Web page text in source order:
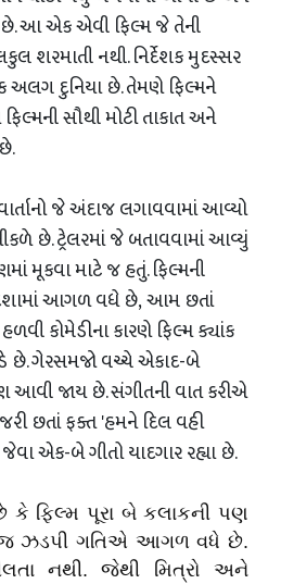
આ એક એવી ફિલ્મ જે તેની
શરમાતી નથી. નિર્દેશક મુદસ્સર
દુનિયા છે. તેમણે ફિલ્મને
સૌથી મોટી તાકાત અને
જે અંદાજ લગાવવામાં આવ્યો
છે. ટ્રેલરમાં જે બતાવવામાં આવ્યું
મૂકવા માટે જ હતું. ફિલ્મની
આગળ વધે છે, આમ છતાં
કોમેડીના કારણે ફિલ્મ ક્યાંક
છે. ગેરસમજો વચ્ચે એકાદ-બે
આવી જાય છે. સંગીતની વાત કરીએ
છતાં ફક્ત 'હમને દિલ વહી
એક-બે ગીતો યાદગાર રહ્યા છે.
પૂરા બે કલાકની પણ
જ ઝડપી ગતિએ આગળ વધે છે.
નથી. જેથી મિત્રો અને